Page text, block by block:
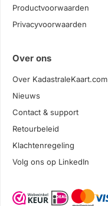
Productvoorwaarden
Privacyvoorwaarden
Over ons
Over KadastraleKaart.com
Nieuws
Contact & support
Retourbeleid
Klachtenregeling
Volg ons op LinkedIn